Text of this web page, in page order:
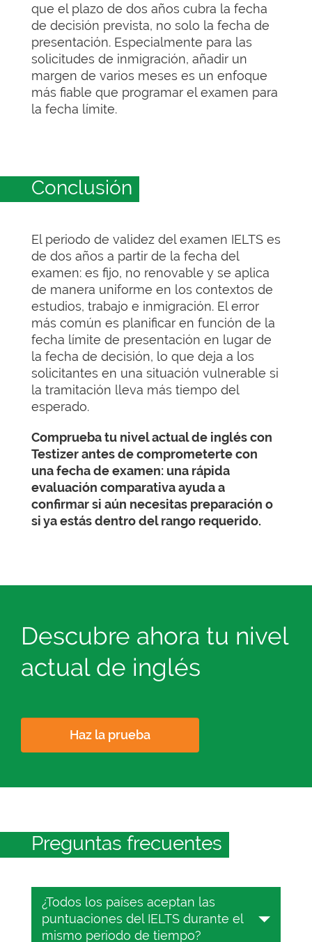
que el plazo de dos años cubra la fecha
de decisión prevista, no solo la fecha de
presentación. Especialmente para las
solicitudes de inmigración, añadir un
margen de varios meses es un enfoque
más fiable que programar el examen para
la fecha límite.
Conclusión
El periodo de validez del examen IELTS es
de dos años a partir de la fecha del
examen: es fijo, no renovable y se aplica
de manera uniforme en los contextos de
estudios, trabajo e inmigración. El error
más común es planificar en función de la
fecha límite de presentación en lugar de
la fecha de decisión, lo que deja a los
solicitantes en una situación vulnerable si
la tramitación lleva más tiempo del
esperado.
Comprueba tu nivel actual de inglés con
Testizer antes de comprometerte con
una fecha de examen: una rápida
evaluación comparativa ayuda a
confirmar si aún necesitas preparación o
si ya estás dentro del rango requerido.
Descubre ahora tu nivel
actual de inglés
Haz la prueba
Preguntas frecuentes
¿Todos los países aceptan las
puntuaciones del IELTS durante el
mismo periodo de tiempo?